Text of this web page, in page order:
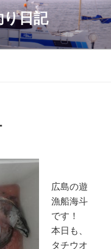
り日記
広島の遊
漁船海斗
です！
本日も、
タチウオ